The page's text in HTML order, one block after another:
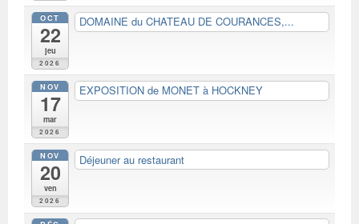
OCT
22
jeu
2026
DOMAINE du CHATEAU DE COURANCES,...
NOV
17
mar
2026
EXPOSITION de MONET à HOCKNEY
NOV
20
ven
2026
Déjeuner au restaurant